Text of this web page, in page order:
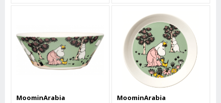
MoominArabia MoominArabia